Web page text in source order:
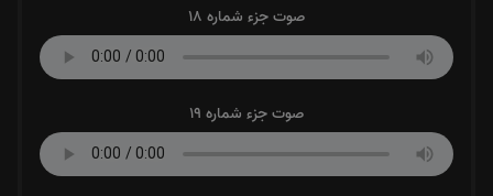
صوت جزء شماره 18
صوت جزء شماره 19